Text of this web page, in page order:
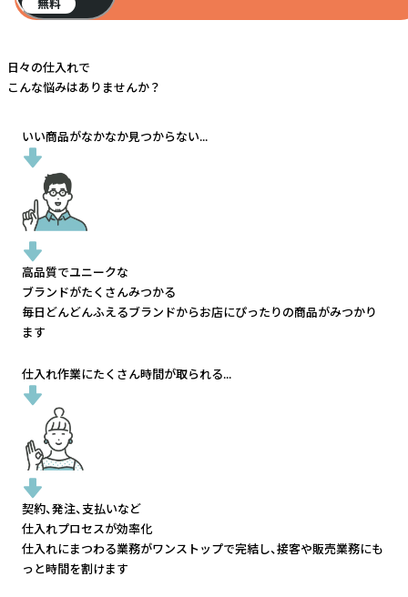
無料
日々の仕入れで
こんな悩みはありませんか？
いい商品がなかなか見つからない...
高品質でユニークな
ブランドがたくさんみつかる
毎日どんどんふえるブランドからお店にぴったりの商品がみつかり
ます
仕入れ作業にたくさん時間が取られる...
契約、発注、支払いなど
仕入れプロセスが効率化
仕入れにまつわる業務がワンストップで完結し、接客や販売業務にも
っと時間を割けます